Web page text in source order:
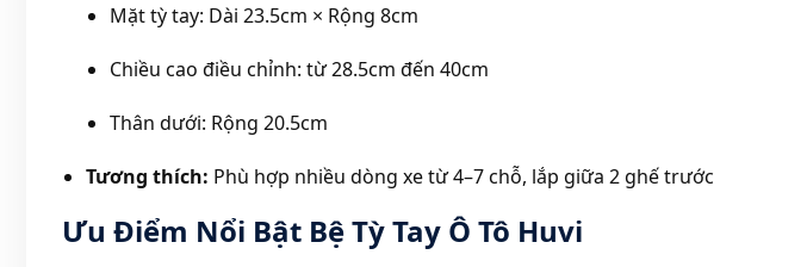
Mặt tỳ tay: Dài 23.5cm × Rộng 8cm
Chiều cao điều chỉnh: từ 28.5cm đến 40cm
Thân dưới: Rộng 20.5cm
Tương thích: Phù hợp nhiều dòng xe từ 4–7 chỗ, lắp giữa 2 ghế trước
Ưu Điểm Nổi Bật Bệ Tỳ Tay Ô Tô Huvi